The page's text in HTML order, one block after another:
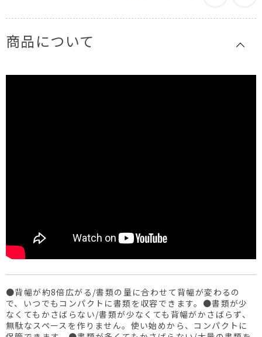
商品について
●背幅が約8倍広がる/書類の量に合わせて背幅が変わるの
で、いつでもコンパクトに書類を収容できます。●書類が少
なくてもかさばらない/書類が少なくても背幅がかさばらず、
無駄なスペースを作りません。使い始めから、コンパクトに